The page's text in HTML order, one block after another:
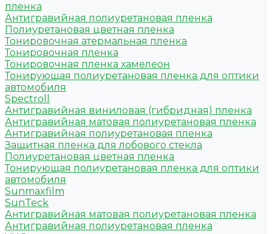
пленка
Антигравийная полиуретановая пленка
Полиуретановая цветная пленка
Тонировочная атермальная пленка
Тонировочная пленка
Тонировочная пленка хамелеон
Тонирующая полиуретановая пленка для оптики
автомобиля
Spectroll
Антигравийная виниловая (гибридная) пленка
Антигравийная матовая полиуретановая пленка
Антигравийная полиуретановая пленка
Защитная пленка для лобового стекла
Полиуретановая цветная пленка
Тонирующая полиуретановая пленка для оптики
автомобиля
Sunmaxfilm
SunTeck
Антигравийная матовая полиуретановая пленка
Антигравийная полиуретановая пленка